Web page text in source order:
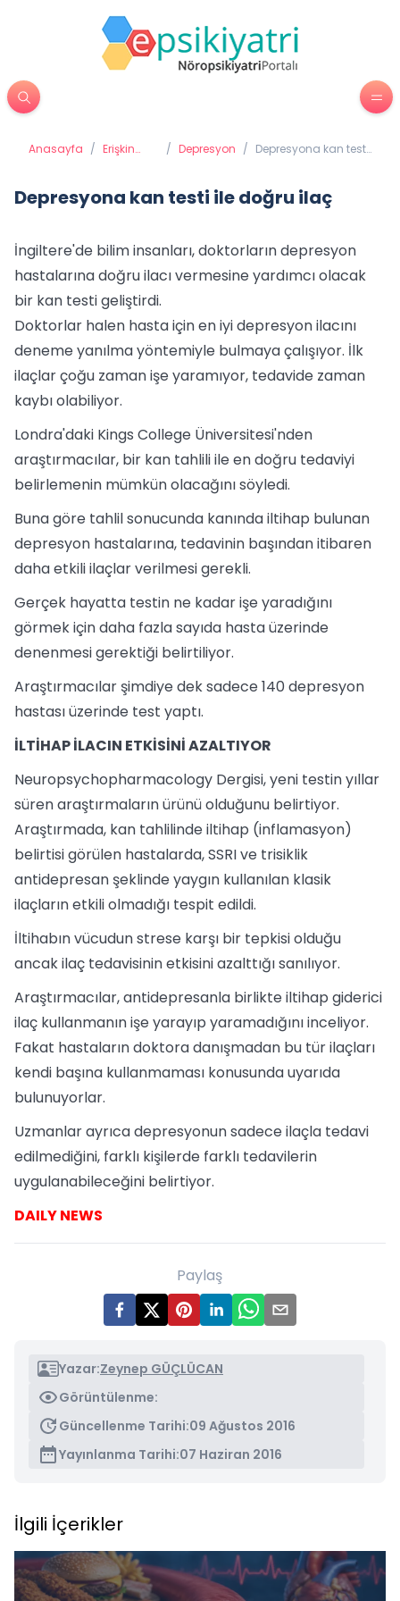
Anasayfa / Erişkin
/ Depresyon / Depresyona kan testi
Depresyona kan testi ile doğru ilaç
İngiltere'de bilim insanları, doktorların depresyon
hastalarına doğru ilacı vermesine yardımcı olacak
bir kan testi geliştirdi.
Doktorlar halen hasta için en iyi depresyon ilacını
deneme yanılma yöntemiyle bulmaya çalışıyor. İlk
ilaçlar çoğu zaman işe yaramıyor, tedavide zaman
kaybı olabiliyor.
Londra'daki Kings College Üniversitesi'nden
araştırmacılar, bir kan tahlili ile en doğru tedaviyi
belirlemenin mümkün olacağını söyledi.
Buna göre tahlil sonucunda kanında iltihap bulunan
depresyon hastalarına, tedavinin başından itibaren
daha etkili ilaçlar verilmesi gerekli.
Gerçek hayatta testin ne kadar işe yaradığını
görmek için daha fazla sayıda hasta üzerinde
denenmesi gerektiği belirtiliyor.
Araştırmacılar şimdiye dek sadece 140 depresyon
hastası üzerinde test yaptı.
İLTİHAP İLACIN ETKİSİNİ AZALTIYOR
Neuropsychopharmacology Dergisi, yeni testin yıllar
süren araştırmaların ürünü olduğunu belirtiyor.
Araştırmada, kan tahlilinde iltihap (inflamasyon)
belirtisi görülen hastalarda, SSRI ve trisiklik
antidepresan şeklinde yaygın kullanılan klasik
ilaçların etkili olmadığı tespit edildi.
İltihabın vücudun strese karşı bir tepkisi olduğu
ancak ilaç tedavisinin etkisini azalttığı sanılıyor.
Araştırmacılar, antidepresanla birlikte iltihap giderici
ilaç kullanmanın işe yarayıp yaramadığını inceliyor.
Fakat hastaların doktora danışmadan bu tür ilaçları
kendi başına kullanmaması konusunda uyarıda
bulunuyorlar.
Uzmanlar ayrıca depresyonun sadece ilaçla tedavi
edilmediğini, farklı kişilerde farklı tedavilerin
uygulanabileceğini belirtiyor.
DAILY NEWS
Paylaş
Yazar:Zeynep GÜÇLÜCAN
Görüntülenme:
Güncellenme Tarihi:09 Ağustos 2016
Yayınlanma Tarihi:07 Haziran 2016
İlgili İçerikler